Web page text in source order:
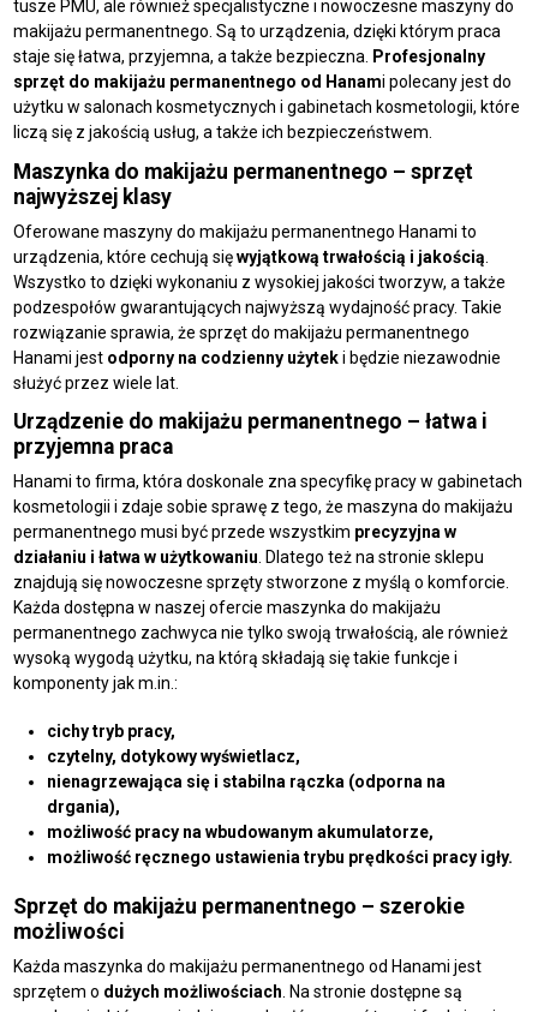
tusze PMU, ale również specjalistyczne i nowoczesne maszyny do
makijażu permanentnego. Są to urządzenia, dzięki którym praca
staje się łatwa, przyjemna, a także bezpieczna. Profesjonalny
sprzęt do makijażu permanentnego od Hanami polecany jest do
użytku w salonach kosmetycznych i gabinetach kosmetologii, które
liczą się z jakością usług, a także ich bezpieczeństwem.
Maszynka do makijażu permanentnego – sprzęt
najwyższej klasy
Oferowane maszyny do makijażu permanentnego Hanami to
urządzenia, które cechują sięwyjątkową trwałością i jakością
Wszystko to dzięki wykonaniu z wysokiej jakości tworzyw, a także
podzespołów gwarantujących najwyższą wydajność pracy. Takie
rozwiązanie sprawia, że sprzęt do makijażu permanentnego
Hanami jest odporny na codzienny użyteki będzie niezawodnie
służyć przez wiele lat.
Urządzenie do makijażu permanentnego – łatwa i
przyjemna praca
Hanami to firma, która doskonale zna specyfikę pracy w gabinetach
kosmetologii i zdaje sobie sprawę z tego, że maszyna do makijażu
permanentnego musi być przede wszystkim precyzyjna w
działaniu i łatwa w użytkowaniu . Dlatego też na stronie sklepu
znajdują się nowoczesne sprzęty stworzone z myślą o komforcie.
Każda dostępna w naszej ofercie maszynka do makijażu
permanentnego zachwyca nie tylko swoją trwałością, ale również
wysoką wygodą użytku, na którą składają się takie funkcje i
komponenty jak m.in.:
cichy tryb pracy,
czytelny, dotykowy wyświetlacz,
nienagrzewająca się i stabilna rączka (odporna na
drgania),
możliwość pracy na wbudowanym akumulatorze,
możliwość ręcznego ustawienia trybu prędkości pracy igły.
Sprzęt do makijażu permanentnego – szerokie
możliwości
Każda maszynka do makijażu permanentnego od Hanami jest
sprzętem o dużych możliwościach . Na stronie dostępne są